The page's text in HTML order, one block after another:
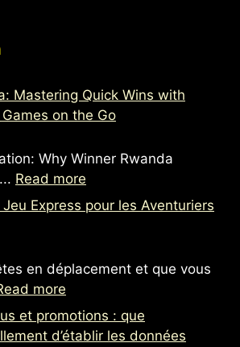
Mastering Quick Wins with
on the Go
Why Winner Rwanda
Read more
Express pour les Aventuriers
en déplacement et que vous
more
et promotions : que
d’établir les données